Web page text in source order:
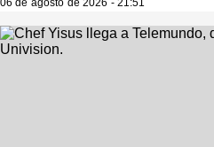
06 de agosto de 2026 - 21:51